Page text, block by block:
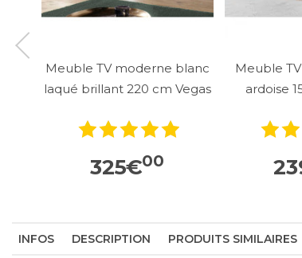
Meuble TV moderne blanc
laqué brillant 220 cm Vegas
325€00
Meuble
ardoise
INFOS DESCRIPTION PRODUITS SIMILAIRES